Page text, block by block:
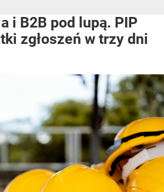
i B2B pod lupą. PIP
zgłoszeń w trzy dni